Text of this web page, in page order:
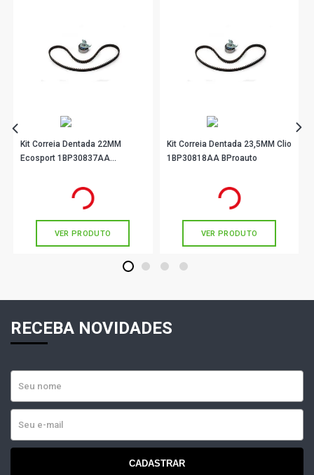
Kit Correia Dentada 22MM
Ecosport 1BP30837AA
em até 9x de
VER PRODUTO
Kit Correia Dentada 23,5MM Clio
1BP30818AA BProauto
em até 6x de
VER PRODUTO
1 2 3 4
RECEBA NOVIDADES
CADASTRAR